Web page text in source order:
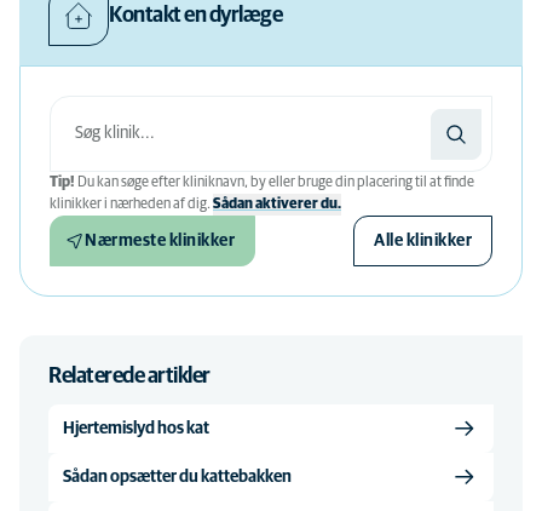
Kontakt en dyrlæge
Tip! Du kan søge efter kliniknavn, by eller bruge din placering til at finde
klinikker i nærheden af ​​dig. Sådan aktiverer du.
Nærmeste klinikker Alle klinikker
Relaterede artikler
Hjertemislyd hos kat
Sådan opsætter du kattebakken